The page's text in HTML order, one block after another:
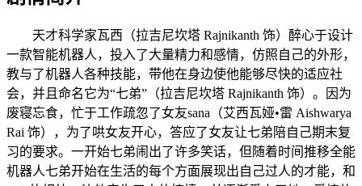
天才科学家瓦西（拉吉尼坎塔 Rajnikanth 饰）醉心于设计
一款智能机器人，投入了大量精力和感情，仿照自己的外形，
教与了机器人各种技能，带他在身边使他能够尽快的适应社
会，并且命名它为“七弟”（拉吉尼坎塔 Rajnikanth 饰）。因为
废寝忘食，忙于工作疏忽了女友sana（艾西瓦娅•雷 Aishwarya
Rai 饰），为了哄女友开心，答应了女友让七弟陪自己期末复
习的要求。一开始七弟闹出了许多笑话，但随着时间推移全能
机器人七弟开始在生活的每个方面展现出自己过人的才能，和